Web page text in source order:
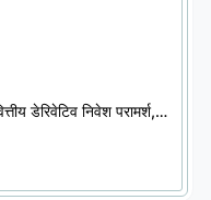
वित्तीय डेरिवेटिव व्यापार, वित्तीय डेरिवेटिव निवेश परामर्श, प्रतिभूति व्यापार, प्रतिभूति निवेश परामर्श, बांड व्यापार, बांड निवेश परामर्श